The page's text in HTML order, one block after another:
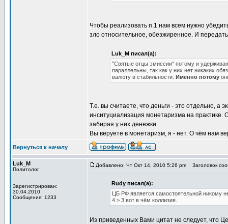
Чтобы реализовать п.1 нам всем нужно
зло относительное, обезжиренное. И
Luk_M писал(а):
"Святые отцы эмиссии" потому и
параллельны, так как у них нет никаких
валюту в стабильности. Именно потому
Т.е. вы считаете, что деньги - это отдельно,
инситуциализация монетаризма на практике.
забирая у них денежки.
Вы веруете в монетаризм, я - нет. О чём нам
Вернуться к началу
Luk_M
Политолог
Зарегистрирован:
30.04.2010
Сообщения: 1233
Добавлено: Чт Окт 14, 2010 5:26 pm Заголовок
Rudy писал(а):
ЦБ РФ является самостоятельной никому
4 > 3 вот в чём коллизия.
Из приведенных Вами цитат не следует, что